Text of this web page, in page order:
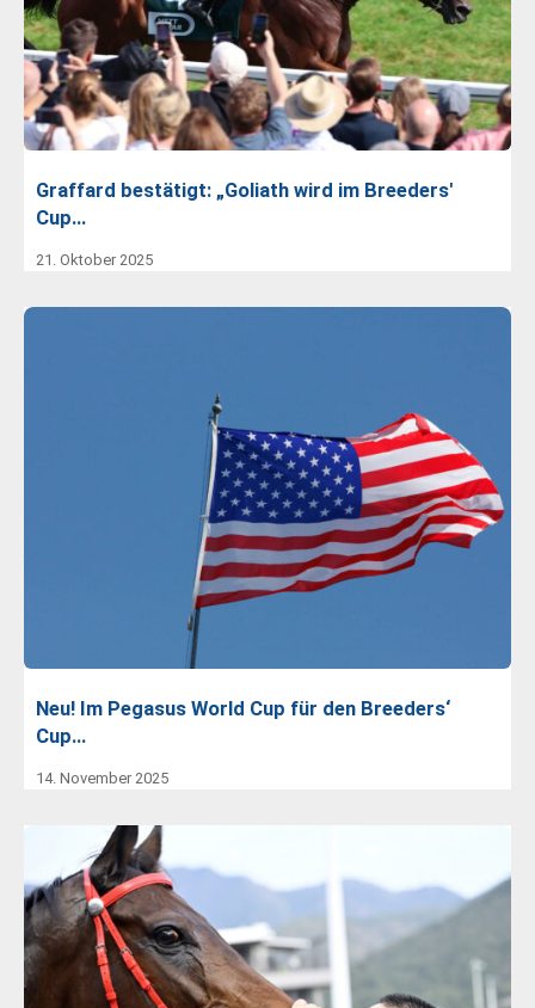
Graffard bestätigt: „Goliath wird im Breeders'
Cup…
21. Oktober 2025
Neu! Im Pegasus World Cup für den Breeders‘
Cup…
14. November 2025